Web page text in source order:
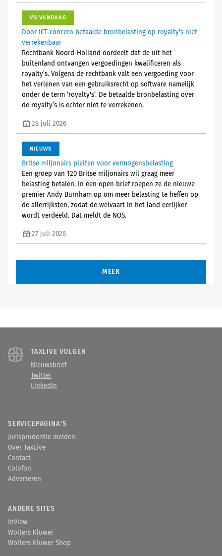
VN VANDAAG
Door ICT-concern betaalde bronbelasting op royalty's niet
verrekenbaar
Rechtbank Noord-Holland oordeelt dat de uit het
buitenland ontvangen vergoedingen kwalificeren als
royalty’s. Volgens de rechtbank valt een vergoeding voor
het verlenen van een gebruiksrecht op software namelijk
onder de term ‘royalty's’. De betaalde bronbelasting over
de royalty’s is echter niet te verrekenen.
28 juli 2026
NIEUWS
Britse miljonairs pleiten voor vermogensbelasting
Een groep van 120 Britse miljonairs wil graag meer
belasting betalen. In een open brief roepen ze de nieuwe
premier Andy Burnham op om meer belasting te heffen op
de allerrijksten, zodat de welvaart in het land eerlijker
wordt verdeeld. Dat meldt de NOS.
27 juli 2026
MEER
TAXLIVE VOLGEN
Nieuwsbrief
Twitter
LinkedIn
SERVICEPAGINA'S
Jurisprudentie melden
Over TaxLive
Contact
Colofon
Adverteren
ANDERE SITES
InView
Wolters Kluwer
Wolters Kluwer Shop